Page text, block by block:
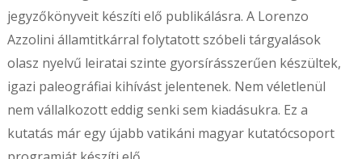
jegyzőkönyveit készíti elő publikálásra. A Lorenzo
Azzolini államtitkárral folytatott szóbeli tárgyalások
olasz nyelvű leiratai szinte gyorsírásszerűen készültek,
igazi paleográfiai kihívást jelentenek. Nem véletlenül
nem vállalkozott eddig senki sem kiadásukra. Ez a
kutatás már egy újabb vatikáni magyar kutatócsoport